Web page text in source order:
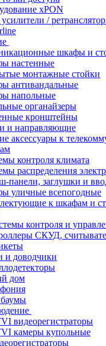
хPON
/
шкафы и
настенные
монтажные стойки
антивандальные
напольные
органайзеры
кронштейны
и направляющие
аксессуары к
контроля климата
распределения
панели, заглушки и
уличные всепогодные
к шкафам и
контроля и
СКУД,
и доводчики
дом
видеорегистраторы
камеры купольные